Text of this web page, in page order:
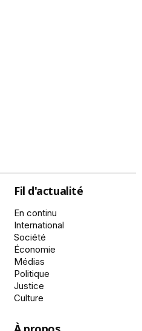
Fil d'actualité
En continu
International
Société
Économie
Médias
Politique
Justice
Culture